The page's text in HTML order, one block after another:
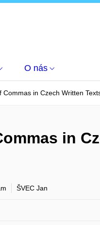
O nás
in Czech Written
in
ŠVEC Jan